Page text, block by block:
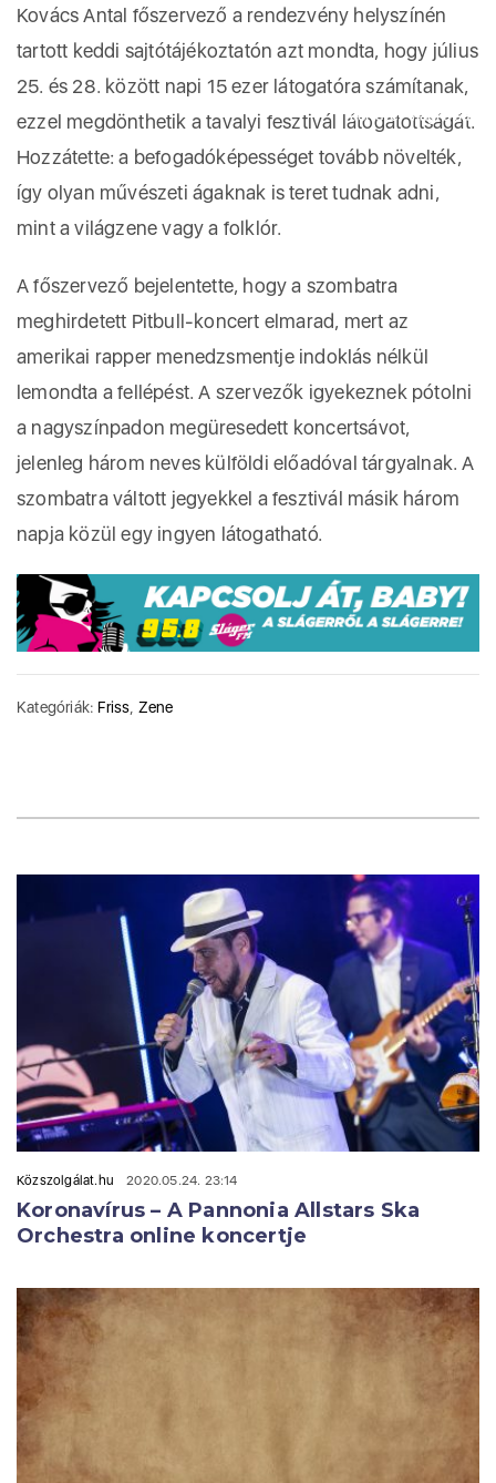
Kovács Antal főszervező a rendezvény helyszínén
tartott keddi sajtótájékoztatón azt mondta, hogy július
25. és 28. között napi 15 ezer látogatóra számítanak,
ezzel megdönthetik a tavalyi fesztivál látogatottságát.
Hozzátette: a befogadóképességet tovább növelték,
így olyan művészeti ágaknak is teret tudnak adni,
mint a világzene vagy a folklór.
A főszervező bejelentette, hogy a szombatra
meghirdetett Pitbull-koncert elmarad, mert az
amerikai rapper menedzsmentje indoklás nélkül
lemondta a fellépést. A szervezők igyekeznek pótolni
a nagyszínpadon megüresedett koncertsávot,
jelenleg három neves külföldi előadóval tárgyalnak. A
szombatra váltott jegyekkel a fesztivál másik három
napja közül egy ingyen látogatható.
Kategóriák: Friss Zene
Közszolgálat.hu 2020.05.24. 23:14
Koronavírus – A Pannonia Allstars Ska
Orchestra online koncertje
acheter viagra sans